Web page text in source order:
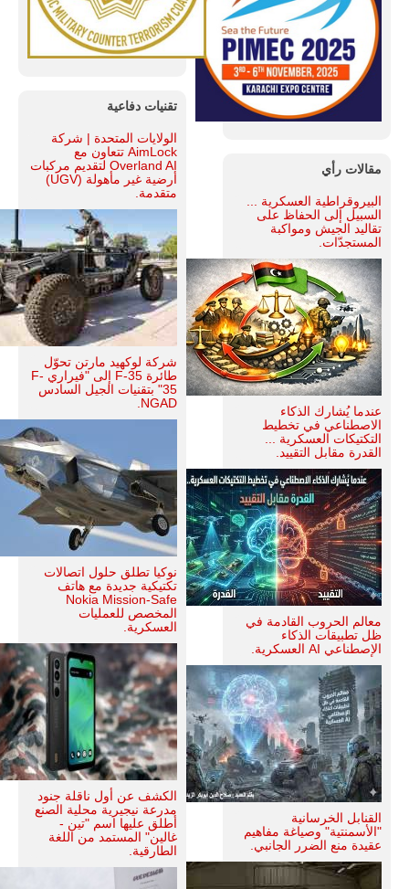
مقالات رأي
البيروقراطية العسكرية ...
السبيل إلى الحفاظ على
تقاليد الجيش ومواكبة
المستجدّات.
عندما يُشارك الذكاء
الاصطناعي في تخطيط
التكتيكات العسكرية ...
القدرة مقابل التقييد.
معالم الحروب القادمة في
ظل تطبيقات الذكاء
الإصطناعي AI العسكرية.
القنابل الخرسانية
"الأسمنتية" وصياغة مفاهيم
عقيدة منع الضرر الجانبي.
تقنيات دفاعية
الولايات المتحدة | شركة
AimLock تتعاون مع
Overland AI لتقديم مركبات
أرضية غير مأهولة (UGV)
متقدمة.
شركة لوكهيد مارتن تحوّل
طائرة F-35 إلى "فيراري F-
35" بتقنيات الجيل السادس
NGAD.
نوكيا تطلق حلول اتصالات
تكتيكية جديدة مع هاتف
Nokia Mission-Safe
المخصص للعمليات
العسكرية.
الكشف عن أول ناقلة جنود
مدرعة نيجيرية محلية الصنع
أطلق عليها اسم "تين -
غالين" المستمد من اللغة
الطارقية.